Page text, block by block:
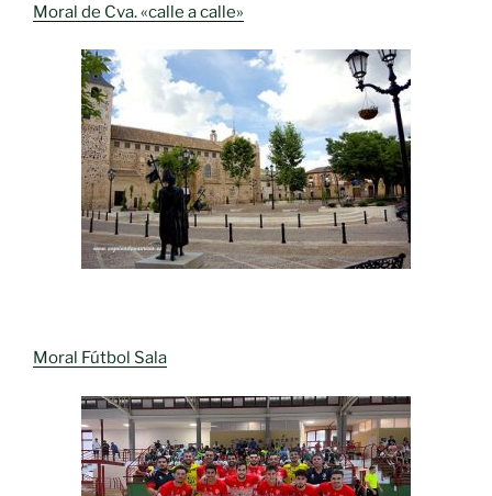
Moral de Cva. «calle a calle»
Moral Fútbol Sala